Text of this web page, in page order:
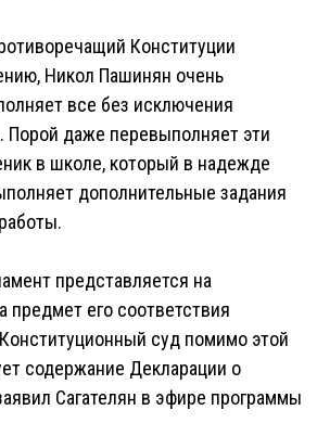
Конституции
Никол Пашинян очень
все без исключения
Порой даже перевыполняет эти
в школе, который в надежде
дополнительные задания
представляется на
предмет его соответствия
суд помимо этой
содержание Декларации о
Сагателян в эфире программы